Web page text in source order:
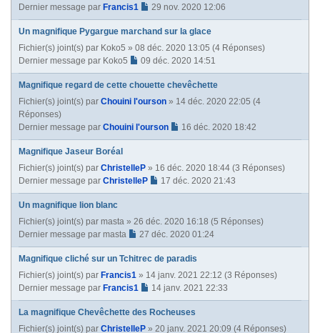
Dernier message par Francis1 29 nov. 2020 12:06
Un magnifique Pygargue marchand sur la glace
Fichier(s) joint(s) par Koko5 » 08 déc. 2020 13:05 (4 Réponses)
Dernier message par Koko5 09 déc. 2020 14:51
Magnifique regard de cette chouette chevêchette
Fichier(s) joint(s) par Chouini l'ourson » 14 déc. 2020 22:05 (4
Réponses)
Dernier message par Chouini l'ourson 16 déc. 2020 18:42
Magnifique Jaseur Boréal
Fichier(s) joint(s) par ChristelleP » 16 déc. 2020 18:44 (3 Réponses)
Dernier message par ChristelleP 17 déc. 2020 21:43
Un magnifique lion blanc
Fichier(s) joint(s) par masta » 26 déc. 2020 16:18 (5 Réponses)
Dernier message par masta 27 déc. 2020 01:24
Magnifique cliché sur un Tchitrec de paradis
Fichier(s) joint(s) par Francis1 » 14 janv. 2021 22:12 (3 Réponses)
Dernier message par Francis1 14 janv. 2021 22:33
La magnifique Chevêchette des Rocheuses
Fichier(s) joint(s) par ChristelleP » 20 janv. 2021 20:09 (4 Réponses)